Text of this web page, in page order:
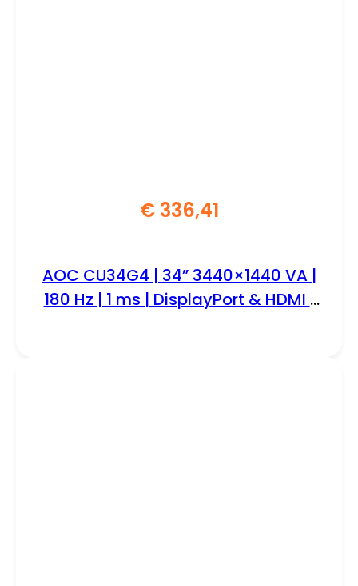
€336,41
AOC CU34G4 | 34” 3440×1440 VA |
180 Hz | 1 ms | DisplayPort & HDMI |